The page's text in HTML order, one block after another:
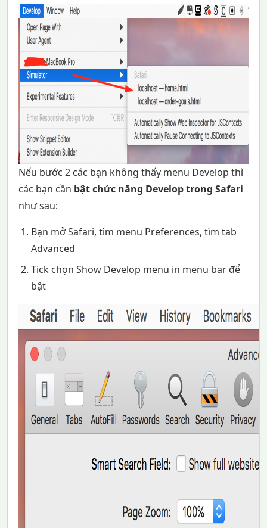
Nếu bước 2 các bạn không thấy menu Develop thì
các bạn cần bật chức năng Develop trong Safari
như sau:
Bạn mở Safari, tìm menu Preferences, tìm tab
Advanced
Tick chọn Show Develop menu in menu bar để
bật